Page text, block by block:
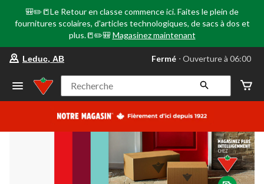
🎒✏️📒Le Retour en classe commence ici. Faites le plein de
fournitures scolaires, d'articles technologiques, de sacs à dos et
plus.📒✏️🎒 Magasinez maintenant
votre
préféré
Leduc,
AB,
courament
Ouverture
à
06:00
cliquer
pour
Leduc, AB Fermé ⋅ Ouverture à 06:00
Recherche